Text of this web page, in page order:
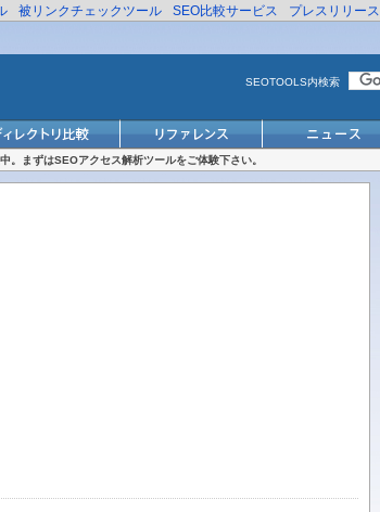
被リンクチェックツール SEO比較サービス プレスリリース
SEOTOOLS内検索
まずはSEOアクセス解析ツールをご体験下さい。